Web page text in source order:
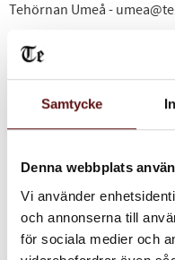
Samtycke
Denna webbplats
Vi använder
och annonserna till
för sociala medier och
Tehörnan Umeå -
Telefon:
Företagsnamn:
Tehörnan i Umeå AB
Org.nr:
556293-3035
Adress: